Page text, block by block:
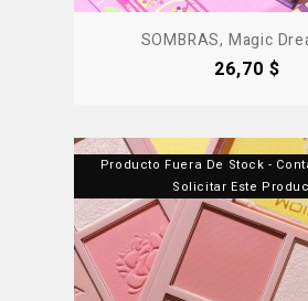
SOMBRAS, Magic
Precio
26,70 $
Producto Fuera De Stock -
Solicitar Este